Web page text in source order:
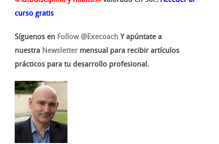
curso gratis
Síguenos en Follow @Execoach Y apúntate a
nuestra Newslettermensual para recibir artículos
prácticos para tu desarrollo profesional.